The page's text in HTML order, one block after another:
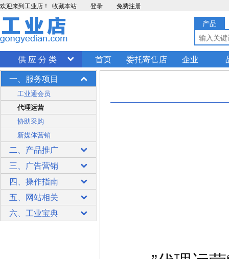
欢迎来到工业店！ 收藏本站 登录 免费注册
产品
供 应 分 类 首页 委托寄售店 企业
一、服务项目
工业通会员
代理运营
协助采购
新媒体营销
二、产品推广
三、广告营销
四、操作指南
五、网站相关
六、工业宝典